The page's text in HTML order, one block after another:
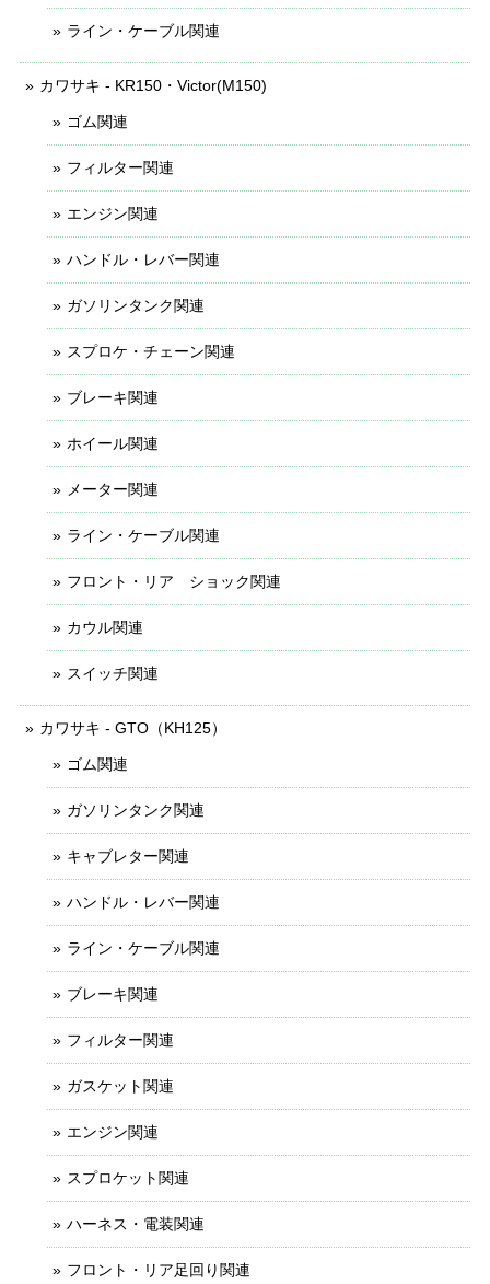
ライン・ケーブル関連
カワサキ - KR150・Victor(M150)
ゴム関連
フィルター関連
エンジン関連
ハンドル・レバー関連
ガソリンタンク関連
スプロケ・チェーン関連
ブレーキ関連
ホイール関連
メーター関連
ライン・ケーブル関連
フロント・リア ショック関連
カウル関連
スイッチ関連
カワサキ - GTO（KH125）
ゴム関連
ガソリンタンク関連
キャブレター関連
ハンドル・レバー関連
ライン・ケーブル関連
ブレーキ関連
フィルター関連
ガスケット関連
エンジン関連
スプロケット関連
ハーネス・電装関連
フロント・リア足回り関連